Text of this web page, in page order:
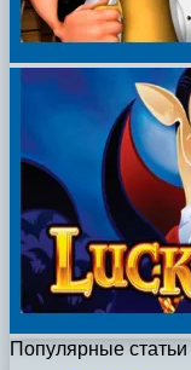
Популярные статьи